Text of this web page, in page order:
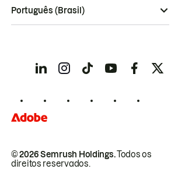
© 2026 Semrush Holdings.Todos os
direitos reservados.
Português (Brasil)